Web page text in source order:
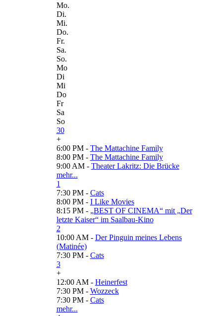
Mo.
Di.
Mi.
Do.
Fr.
Sa.
So.
Mo
Di
Mi
Do
Fr
Sa
So
30
+
6:00 PM - The Mattachine Family
8:00 PM - The Mattachine Family
9:00 AM - Theater Lakritz: Die Brücke
mehr...
1
7:30 PM - Cats
8:00 PM - I Like Movies
8:15 PM - „BEST OF CINEMA“ mit „Der
letzte Kaiser“ im Saalbau-Kino
2
10:00 AM - Der Pinguin meines Lebens
(Matinée)
7:30 PM - Cats
3
+
12:00 AM - Heinerfest
7:30 PM - Wozzeck
7:30 PM - Cats
mehr...